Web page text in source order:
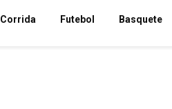
Corrida Futebol Basquete